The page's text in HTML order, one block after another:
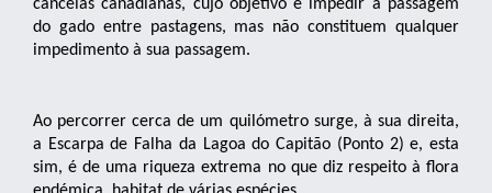
cancelas canadianas, cujo objetivo é impedir a passagem
do gado entre pastagens, mas não constituem qualquer
impedimento à sua passagem.
Ao percorrer cerca de um quilómetro surge, à sua direita,
a Escarpa de Falha da Lagoa do Capitão (Ponto 2) e, esta
sim, é de uma riqueza extrema no que diz respeito à flora